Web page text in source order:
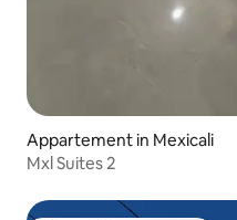
Appartement in Mexicali
Mxl Suites 2